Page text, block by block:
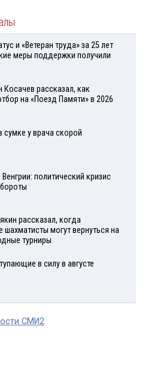
и «Ветеран труда» за 25 лет
меры поддержки получили
Косачев рассказал, как
на «Поезд Памяти» в 2026
сумке у врача скорой
политический кризис
рассказал, когда
шахматисты могут вернуться на
турниры
в силу в августе
СМИ2